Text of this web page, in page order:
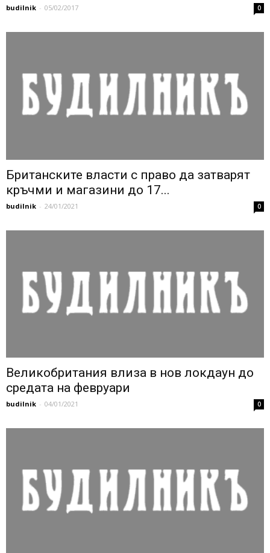
budilnik - 05/02/2017 0
Британските власти с право да затварят
кръчми и магазини до 17...
budilnik - 24/01/2021 0
Великобритания влиза в нов локдаун до
средата на февруари
budilnik - 04/01/2021 0